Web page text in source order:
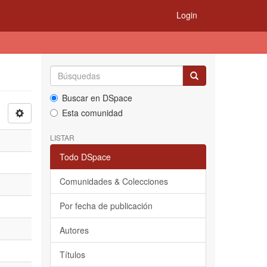
Login
Buscar en DSpace
Esta comunidad
LISTAR
Todo DSpace
Comunidades & Colecciones
Por fecha de publicación
Autores
Títulos